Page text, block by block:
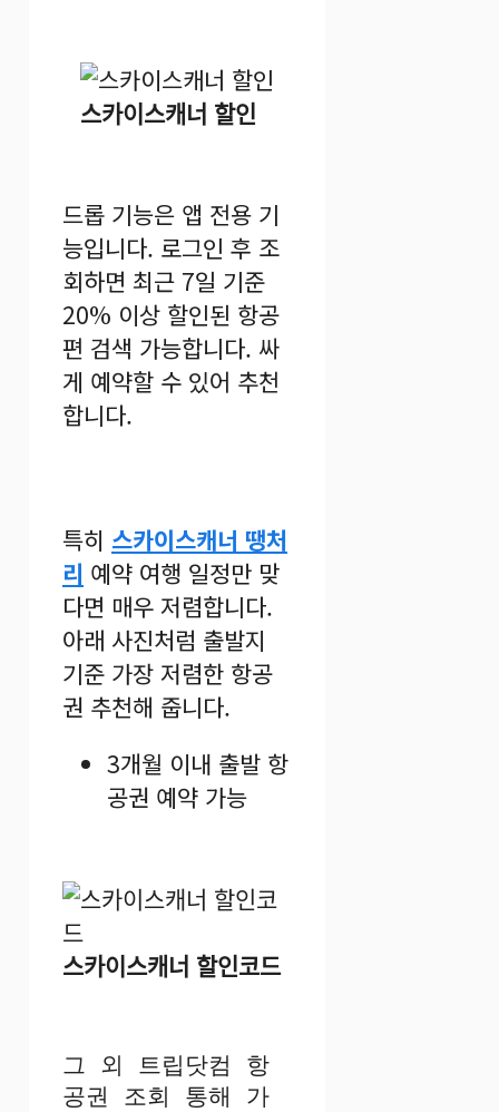
스카이스캐너 할인
드롭 기능은 앱 전용 기
능입니다. 로그인 후 조
회하면 최근 7일 기준
20% 이상 할인된 항공
편 검색 가능합니다. 싸
게 예약할 수 있어 추천
합니다.
특히 스카이스캐너 땡처
리 예약 여행 일정만 맞
다면 매우 저렴합니다.
아래 사진처럼 출발지
기준 가장 저렴한 항공
권 추천해 줍니다.
3개월 이내 출발 항
공권 예약 가능
스카이스캐너 할인코드
그 외 트립닷컴 항
공권 조회 통해 가